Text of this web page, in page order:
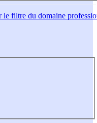
le filtre du domaine